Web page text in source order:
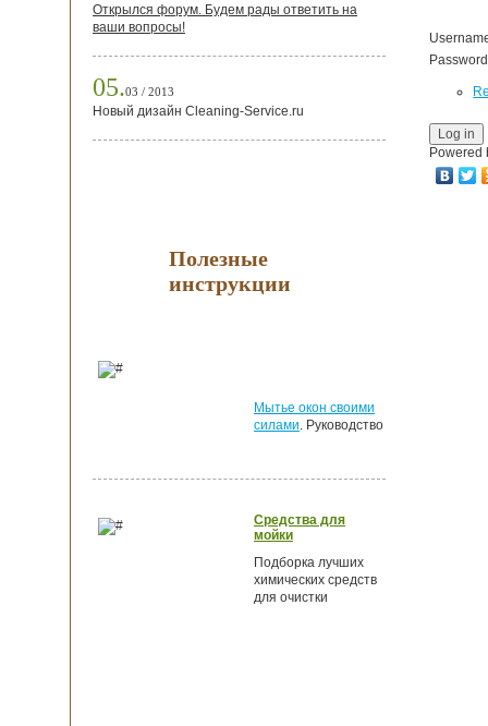
Открылся форум. Будем рады ответить на
ваши вопросы!
05.03 / 2013
Новый дизайн Cleaning-Service.ru
Полезные
инструкции
Мытье окон своими
силами. Руководство
Средства для
мойки
Подборка лучших
химических средств
для очистки
Powered